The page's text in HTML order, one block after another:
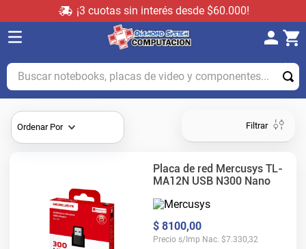
¡3 cuotas sin interés desde $60.000!
Buscar notebooks, placas de video y componentes...
Ordenar Por Filtrar
Placa de red Mercusys TL-
MA12N USB N300 Nano
$ 8100,00
Precio s/Imp Nac. $7.330,32